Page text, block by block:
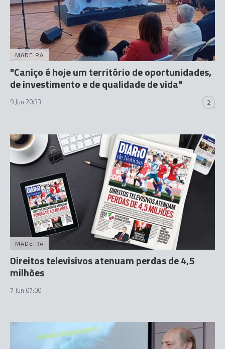
MADEIRA
"Caniço é hoje um território de oportunidades,
de investimento e de qualidade de vida"
9 Jun 20:33 2
MADEIRA
Direitos televisivos atenuam perdas de 4,5
milhões
7 Jun 07:00